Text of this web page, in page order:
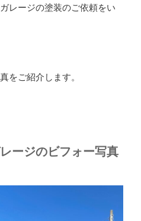
レージの塗装のご依頼をい
をご紹介します。
ージのビフォー写真